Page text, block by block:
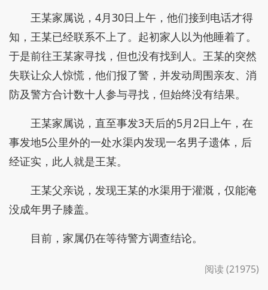
王某家属说，4月30日上午，他们接到电话才得
知，王某已经联系不上了。起初家人以为他睡着了。
于是前往王某家寻找，但也没有找到人。王某的突然
失联让众人惊慌，他们报了警，并发动周围亲友、消
防及警方合计数十人参与寻找，但始终没有结果。
王某家属说，直至事发3天后的5月2日上午，在
事发地5公里外的一处水渠内发现一名男子遗体，后
经证实，此人就是王某。
王某父亲说，发现王某的水渠用于灌溉，仅能淹
没成年男子膝盖。
目前，家属仍在等待警方调查结论。
阅读 (21975)